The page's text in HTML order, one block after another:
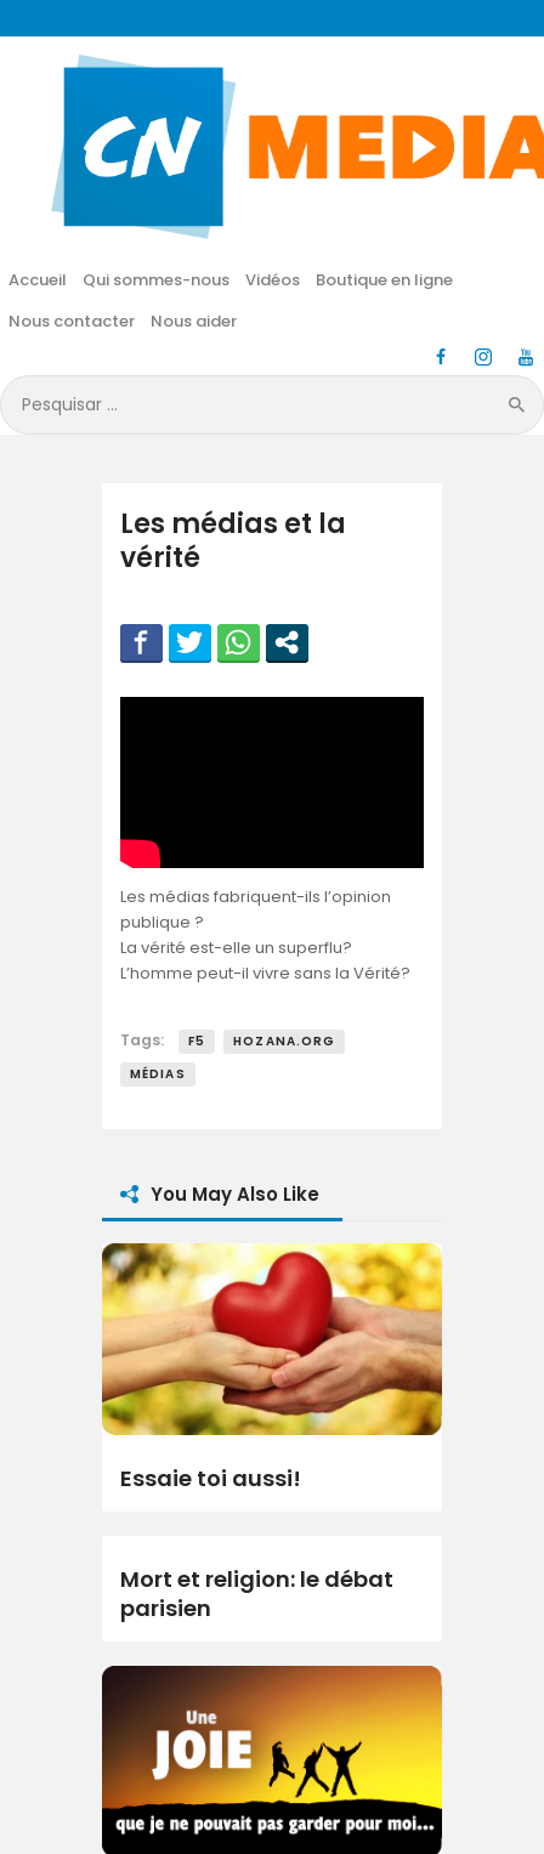
Accueil Qui sommes-nous Vidéos
Boutique en ligne
Nous contacter
Nous aider
Pesquisar
por:
CN MÉDIA
Une vie nouvelle en JESUS !
Accueil
Vidéos
Boutique en ligne
Nous aider
Les médias et la
vérité
Les médias fabriquent-ils l’opinion
publique ?
La vérité est-elle un superflu?
L’homme peut-il vivre sans la Vérité?
Tags: F5
HOZANA.ORG
MÉDIAS
You May Also Like
Essaie toi aussi!
Mort et religion: le débat
parisien